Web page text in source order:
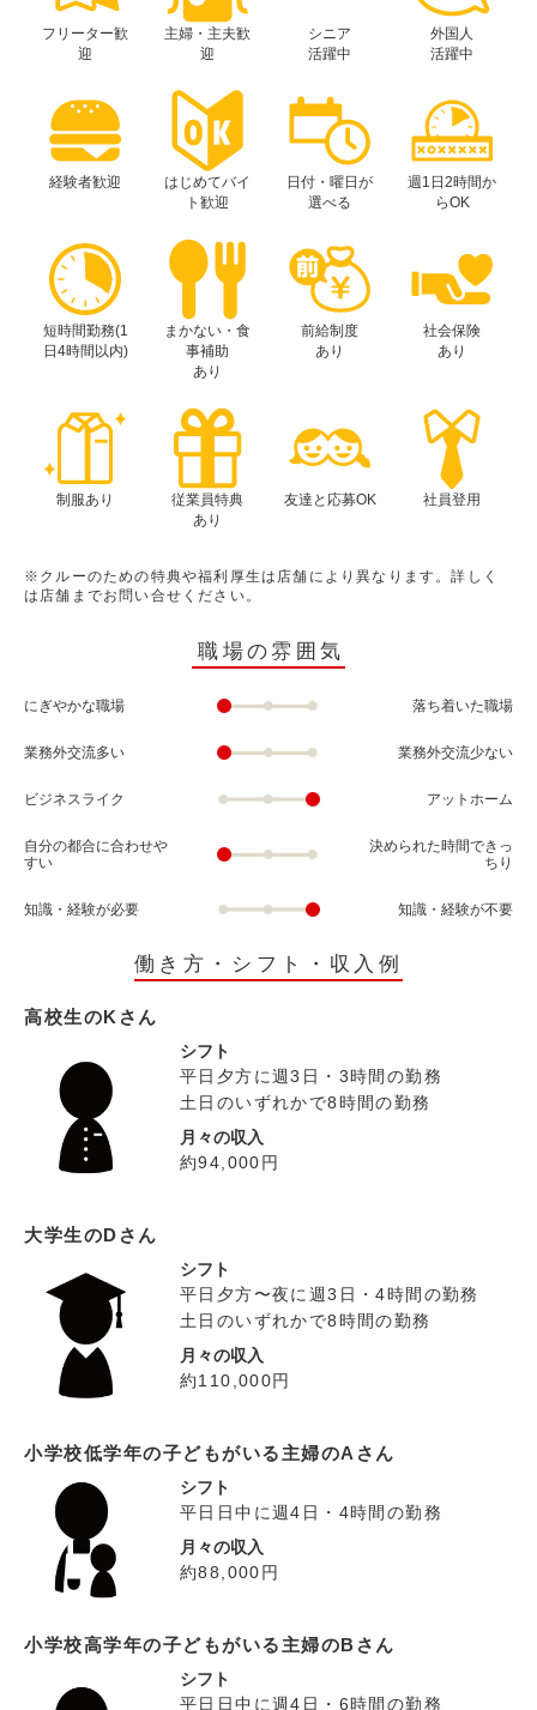
フリーター歓
迎
主婦・主夫歓
迎
シニア
活躍中
外国人
活躍中
経験者歓迎
はじめてバイ
ト歓迎
日付・曜日が
選べる
週1日2時間か
らOK
短時間勤務(1
日4時間以内)
まかない・食
事補助
あり
前給制度
あり
社会保険
あり
制服あり
従業員特典
あり
友達と応募OK 社員登用
※クルーのための特典や福利厚生は店舗により異なります。詳しく
は店舗までお問い合せください。
職場の雰囲気
にぎやかな職場 落ち着いた職場
業務外交流多い 業務外交流少ない
ビジネスライク アットホーム
自分の都合に合わせや
すい
決められた時間できっ
ちり
知識・経験が必要 知識・経験が不要
働き方・シフト・収入例
高校生のKさん
シフト
平日夕方に週3日・3時間の勤務
土日のいずれかで8時間の勤務
月々の収入
約94,000円
大学生のDさん
シフト
平日夕方〜夜に週3日・4時間の勤務
土日のいずれかで8時間の勤務
月々の収入
約110,000円
小学校低学年の子どもがいる主婦のAさん
シフト
平日日中に週4日・4時間の勤務
月々の収入
約88,000円
小学校高学年の子どもがいる主婦のBさん
シフト
平日日中に週4日・6時間の勤務